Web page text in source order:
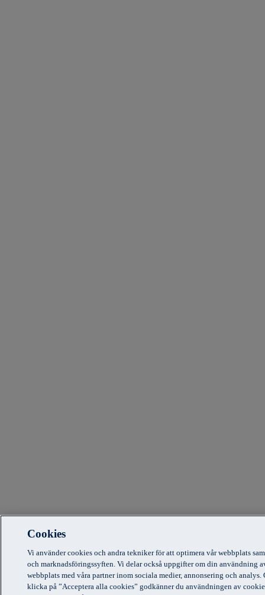
Cookies
Vi använder cookies och andra tekniker för att optimera vår webbplats
och marknadsföringssyften. Vi delar också uppgifter om din användning
webbplats med våra partner inom sociala medier, annonsering och analys.
klicka på ”Acceptera alla cookies” godkänner du användningen av